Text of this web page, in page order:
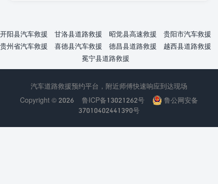
开阳县汽车救援 甘洛县道路救援 昭觉县高速救援
贵阳市汽车救援
贵州省汽车救援
喜德县汽车救援 德昌县道路救援
越西县道路救援
冕宁县道路救援
汽车道路救援预约平台，附近师傅快速响应到达现场
Copyright © 2026
鲁ICP备13021262号
鲁公网安备
37010402441390号